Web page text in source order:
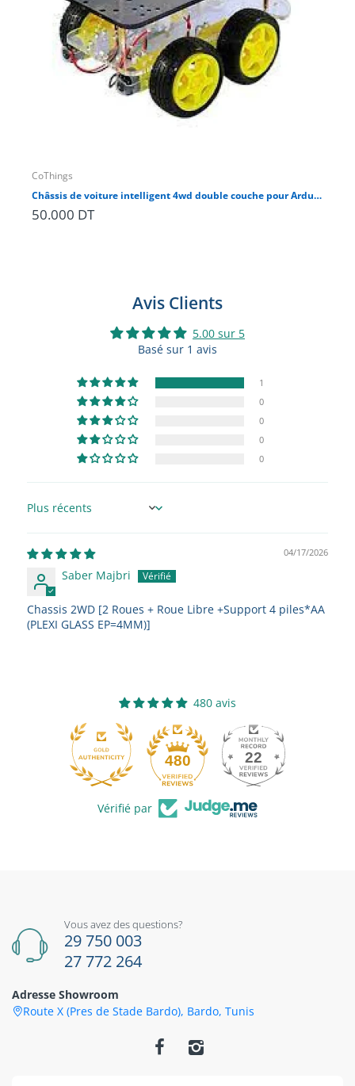
CoThings
Châssis de voiture intelligent 4wd double couche pour Arduino
50.000 DT
Avis Clients
5.00 sur 5
Basé sur 1 avis
1
0
0
0
0
Sort by
04/17/2026
Saber Majbri
Chassis 2WD [2 Roues + Roue Libre +Support 4 piles*AA
(PLEXI GLASS EP=4MM)]
480 avis
480 22
Vérifié par
Vous avez des questions?
29 750 003
27 772 264
Adresse Showroom
Route X (Pres de Stade Bardo), Bardo, Tunis